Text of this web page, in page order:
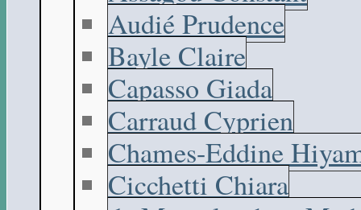
Audié Prudence
Bayle Claire
Capasso Giada
Carraud Cyprien
Chames-Eddine
Cicchetti Chiara